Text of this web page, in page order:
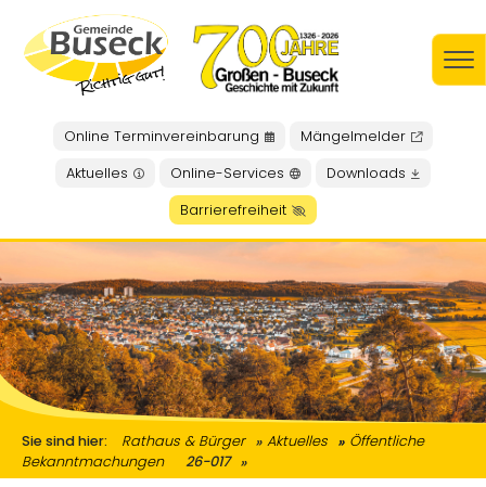
Online Terminvereinbarung
Mängelmelder
Aktuelles
Online-Services
Downloads
Barrierefreiheit
Sie sind hier: Rathaus & Bürger Aktuelles
Öffentliche
Bekanntmachungen
26-017